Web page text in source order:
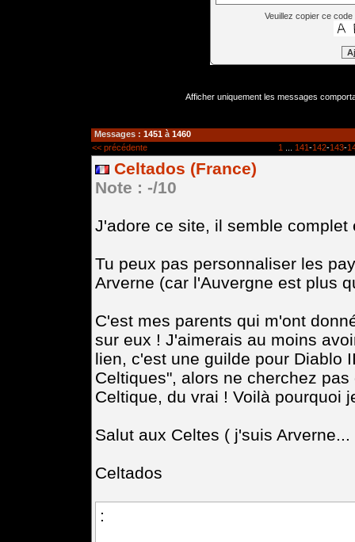
Veuillez copier ce
Afficher uniquement les messages
Messages : 1451 à 1460
<< précédente
1 141-142-143-
Celtados (France)
Note : -/10
J'adore ce site, il semble complet
Tu peux pas personnaliser les
Arverne (car l'Auvergne est plus
C'est mes parents qui m'ont
sur eux ! J'aimerais au moins
lien, c'est une guilde pour Diablo
Celtiques", alors ne cherchez
Celtique, du vrai ! Voilà pourquoi
Salut aux Celtes ( j'suis Arverne...
Celtados
: